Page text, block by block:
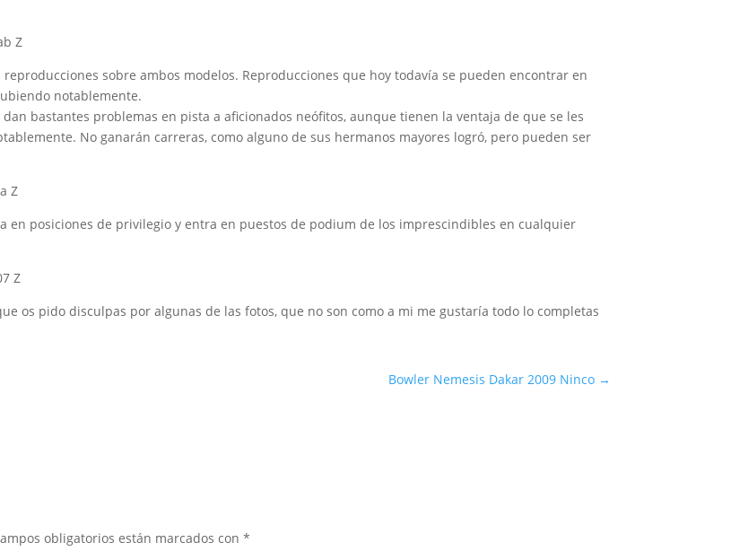
sobre ambos modelos. Reproducciones que hoy todavía se pueden encontrar en
notablemente.
bastantes problemas en pista a aficionados neófitos, aunque tienen la ventaja de que se les
No ganarán carreras, como alguno de sus hermanos mayores logró, pero pueden ser
en posiciones de privilegio y entra en puestos de podium de los imprescindibles en cualquier
os pido disculpas por algunas de las fotos, que no son como a mi me gustaría todo lo completas
Bowler Nemesis Dakar 2009 Ninco→
obligatorios están marcados con*